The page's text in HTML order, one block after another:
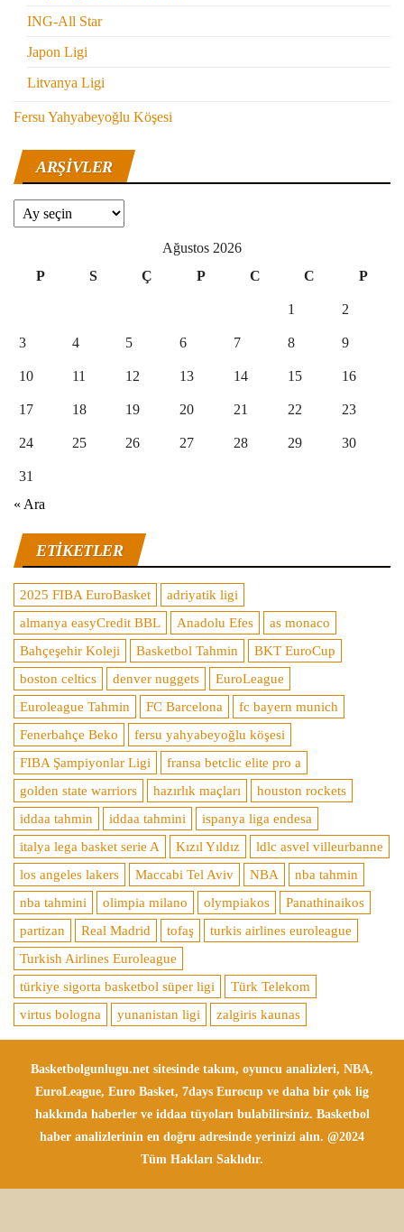
ING-All Star
Japon Ligi
Litvanya Ligi
Fersu Yahyabeyoğlu Köşesi
ARŞIVLER
Arşivler
Ağustos 2026
P
S Ç P C C P
1 2
3 4 5 6 7 8 9
10 11 12 13 14 15 16
17 18 19 20 21 22 23
24 25 26 27 28 29 30
31
« Ara
ETIKETLER
2025 FIBA EuroBasket
adriyatik ligi
almanya easyCredit BBL
Anadolu Efes
as monaco
Bahçeşehir Koleji
Basketbol Tahmin
BKT EuroCup
boston celtics
denver nuggets
EuroLeague
Euroleague Tahmin
FC Barcelona
fc bayern munich
Fenerbahçe Beko
fersu yahyabeyoğlu köşesi
FIBA Şampiyonlar Ligi
fransa betclic elite pro a
golden state warriors
hazırlık maçları
houston rockets
iddaa tahmin
iddaa tahmini
ispanya liga endesa
italya lega basket serie A
Kızıl Yıldız
ldlc asvel villeurbanne
los angeles lakers
Maccabi Tel Aviv NBA
nba tahmin
nba tahmini
olimpia milano olympiakos
Panathinaikos
partizan
Real Madrid tofaş
turkis airlines euroleague
Turkish Airlines Euroleague
türkiye sigorta basketbol süper ligi
Türk Telekom
virtus bologna
yunanistan ligi zalgiris kaunas
Basketbolgunlugu.net sitesinde takım, oyuncu analizleri, NBA,
EuroLeague, Euro Basket, 7days Eurocup ve daha bir çok lig
hakkında haberler ve iddaa tüyoları bulabilirsiniz. Basketbol
haber analizlerinin en doğru adresinde yerinizi alın. @2024
Tüm Hakları Saklıdır.